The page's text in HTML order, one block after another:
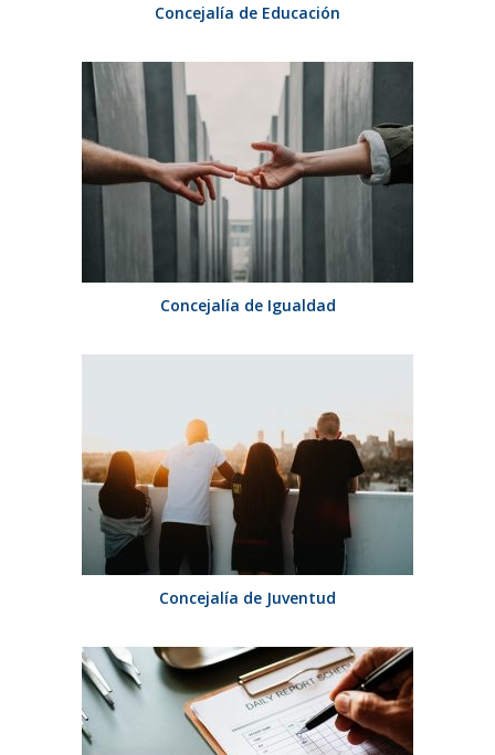
Concejalía de Educación
Concejalía de Igualdad
Concejalía de Juventud